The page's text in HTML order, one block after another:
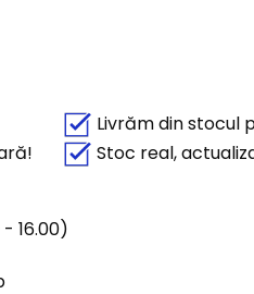
Livrăm din stocul
Stoc real,
16.00)